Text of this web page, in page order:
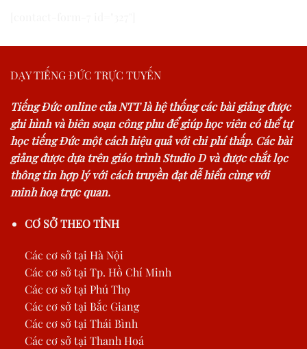
DẠY TIẾNG ĐỨC TRỰC TUYẾN
Tiếng Đức online của NTT là hệ thống các bài giảng được
ghi hình và biên soạn công phu để giúp học viên có thể tự
học tiếng Đức một cách hiệu quả với chi phí thấp. Các bài
giảng được dựa trên giáo trình Studio D và được chắt lọc
thông tin hợp lý với cách truyền đạt dễ hiểu cùng với
minh hoạ trực quan.
CƠ SỞ THEO TỈNH
Các cơ sở tại Hà Nội
Các cơ sở tại Tp. Hồ Chí Minh
Các cơ sở tại Phú Thọ
Các cơ sở tại Bắc Giang
Các cơ sở tại Thái Bình
Các cơ sở tại Thanh Hoá